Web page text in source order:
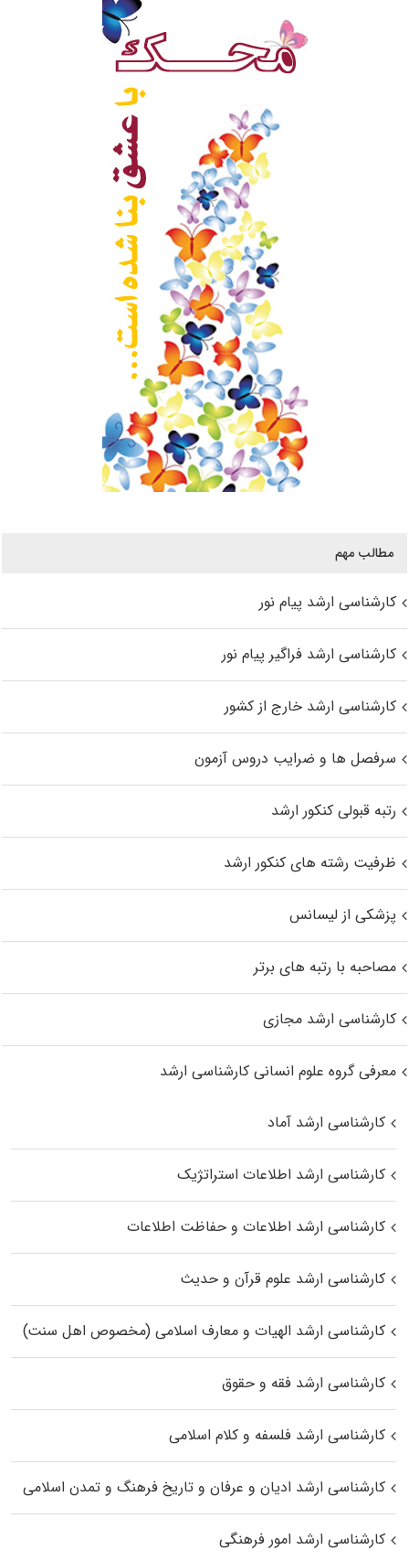
مطالب مهم
کارشناسی ارشد پیام نور
کارشناسی ارشد فراگیر پیام نور
کارشناسی ارشد خارج از کشور
سرفصل ها و ضرایب دروس آزمون
رتبه قبولی کنکور ارشد
ظرفیت رشته های کنکور ارشد
پزشکی از لیسانس
مصاحبه با رتبه های برتر
کارشناسی ارشد مجازی
معرفی گروه علوم انسانی کارشناسی ارشد
کارشناسی ارشد آماد
کارشناسی ارشد اطلاعات استراتژیک
کارشناسی ارشد اطلاعات و حفاظت اطلاعات
کارشناسی ارشد علوم قرآن و حدیث
کارشناسی ارشد الهیات و معارف اسلامی (مخصوص اهل سنت)
کارشناسی ارشد فقه و حقوق
کارشناسی ارشد فلسفه و کلام اسلامی
کارشناسی ارشد ادیان و عرفان و تاریخ فرهنگ و تمدن اسلامی
کارشناسی ارشد امور فرهنگی